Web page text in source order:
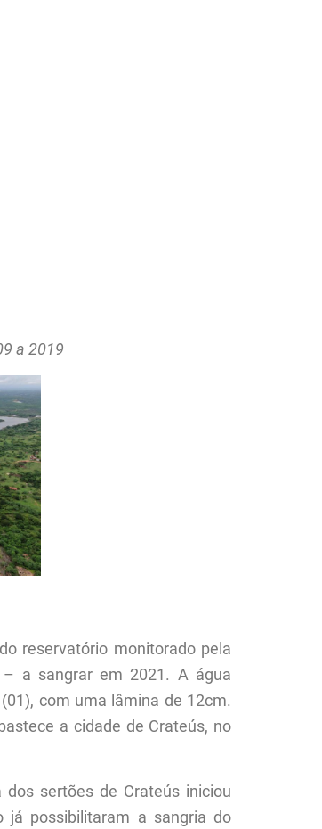
a 2019
monitorado pela
– a sangrar em 2021. A água
com uma lâmina de 12cm.
a cidade de Crateús, no
sertões de Crateús iniciou
já possibilitaram a sangria do